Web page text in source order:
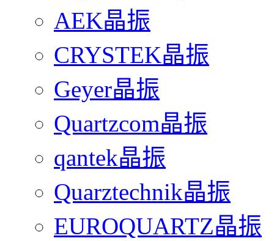
AEK晶振
CRYSTEK晶振
Geyer晶振
Quartzcom晶振
qantek晶振
Quarztechnik晶振
EUROQUARTZ晶振